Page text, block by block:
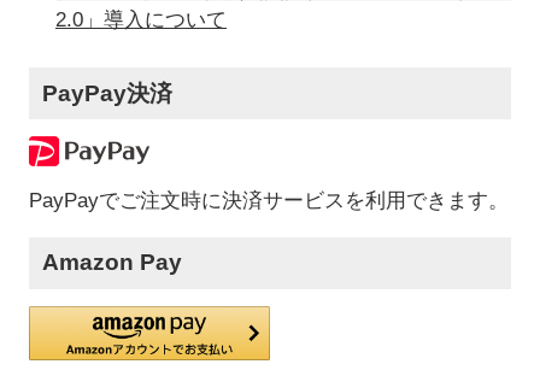
2.0」導入について
PayPay決済
PayPayでご注文時に決済サービスを利用できます。
Amazon Pay